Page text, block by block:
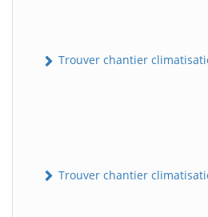
Trouver chantier
Trouver chantier